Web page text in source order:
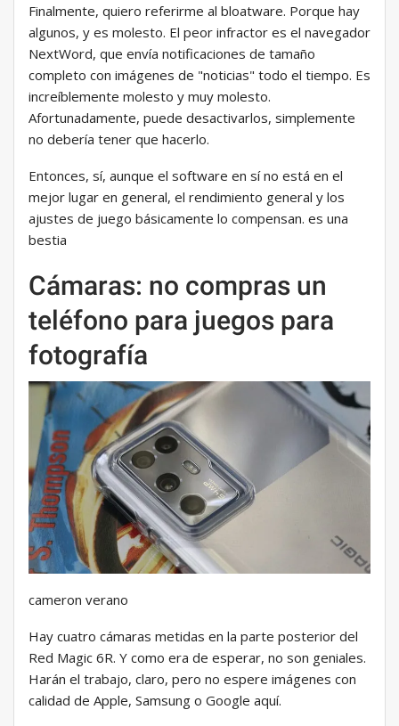
Finalmente, quiero referirme al bloatware. Porque hay
algunos, y es molesto. El peor infractor es el navegador
NextWord, que envía notificaciones de tamaño
completo con imágenes de "noticias" todo el tiempo. Es
increíblemente molesto y muy molesto.
Afortunadamente, puede desactivarlos, simplemente
no debería tener que hacerlo.
Entonces, sí, aunque el software en sí no está en el
mejor lugar en general, el rendimiento general y los
ajustes de juego básicamente lo compensan. es una
bestia
Cámaras: no compras un
teléfono para juegos para
fotografía
cameron verano
Hay cuatro cámaras metidas en la parte posterior del
Red Magic 6R. Y como era de esperar, no son geniales.
Harán el trabajo, claro, pero no espere imágenes con
calidad de Apple, Samsung o Google aquí.